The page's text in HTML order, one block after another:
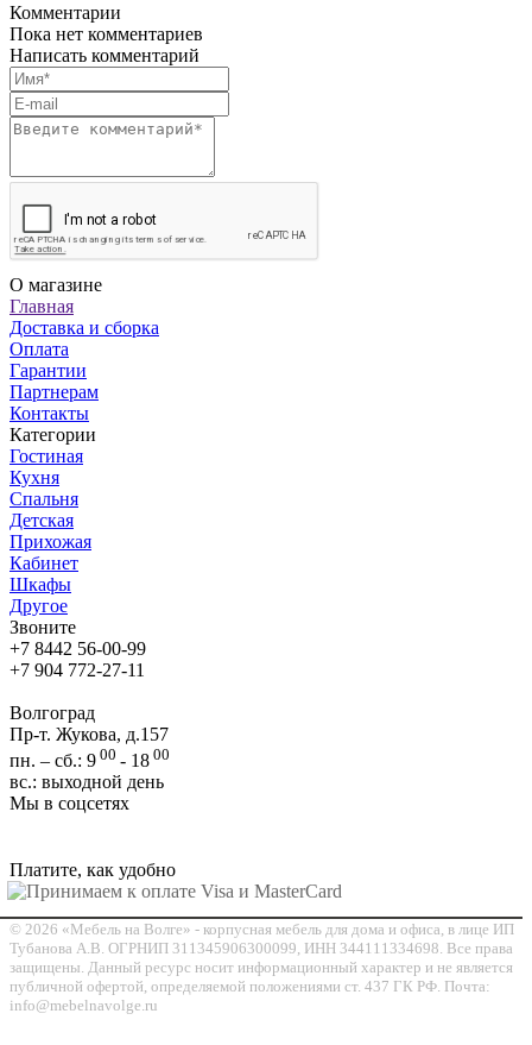
Комментарии
Пока нет комментариев
Написать комментарий
О магазине
Главная
Доставка и сборка
Оплата
Гарантии
Партнерам
Контакты
Категории
Гостиная
Кухня
Спальня
Детская
Прихожая
Кабинет
Шкафы
Другое
Звоните
+7 8442 56-00-99
+7 904 772-27-11
Волгоград
Пр-т. Жукова, д.157
пн. – сб.: 9 00 - 18 00
вс.: выходной день
Мы в соцсетях
Платите, как удобно
© 2026 «Мебель на Волге» - корпусная мебель для дома и офиса, в лице ИП
Тубанова А.В. ОГРНИП 311345906300099, ИНН 344111334698. Все права
защищены. Данный ресурс носит информационный характер и не является
публичной офертой, определяемой положениями ст. 437 ГК РФ. Почта:
info@mebelnavolge.ru